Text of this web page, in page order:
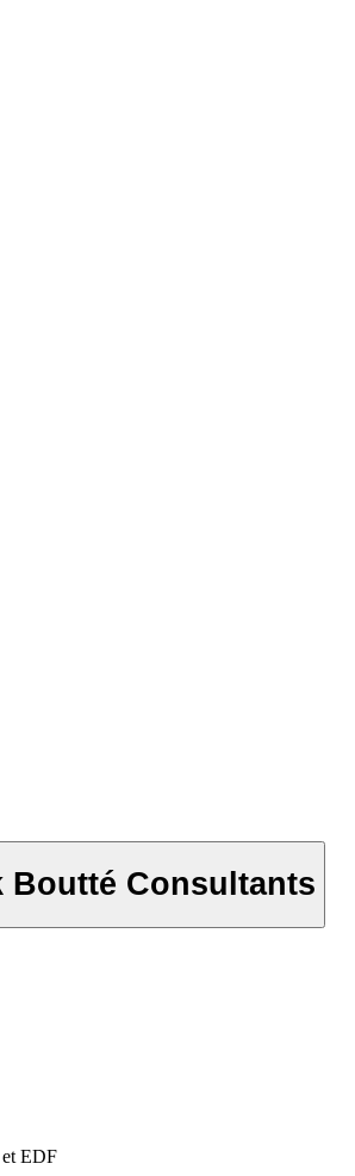
Boutté Consultants
et EDF